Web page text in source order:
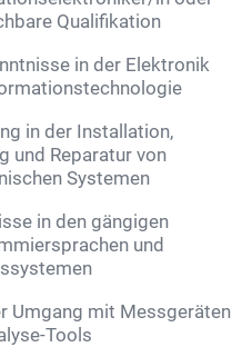
Qualifikation
in der Elektronik
in der Installation,
und Reparatur von
Systemen
in den gängigen
und
Umgang mit Messgeräten
Tools